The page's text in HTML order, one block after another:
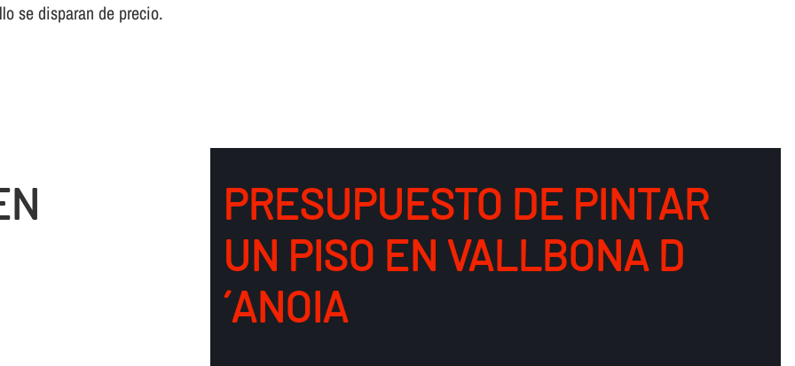
se disparan de precio.
PRESUPUESTO DE PINTAR
UN PISO EN VALLBONA D
´ANOIA